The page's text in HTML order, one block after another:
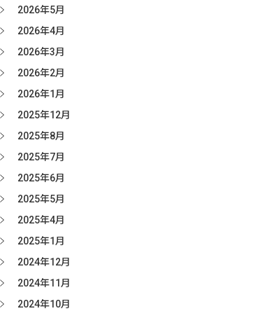
2026年5月
2026年4月
2026年3月
2026年2月
2026年1月
2025年12月
2025年8月
2025年7月
2025年6月
2025年5月
2025年4月
2025年1月
2024年12月
2024年11月
2024年10月